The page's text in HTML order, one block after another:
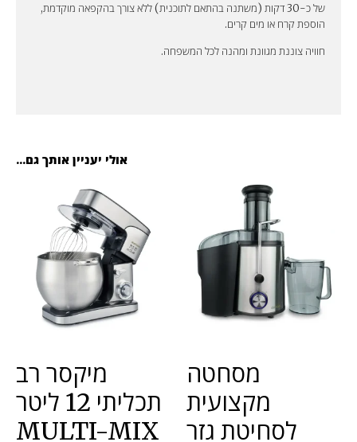
אולי יעניין אותך גם...
מסחטה
מקצועית
לסחיטת גזר
מיקסר רב
תכליתי 12 ליטר
MULTI-MIX
של כ-30 דקות (משתנה בהתאם לתוכנית) ללא צורך בהקפאה מוקדמת,
הוספת קרח או מים קרים.
חוויה צוננת מגוונת ומהנה לכל המשפחה.